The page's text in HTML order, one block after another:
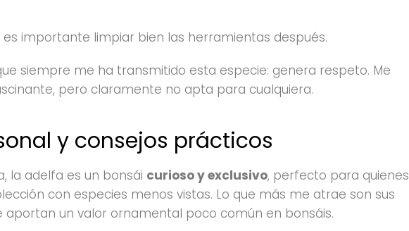
es importante limpiar bien las herramientas después.
siempre me ha transmitido esta especie: genera respeto. Me
pero claramente no apta para cualquiera.
y consejos prácticos
la adelfa es un bonsái curioso y exclusivo, perfecto para quienes
con especies menos vistas. Lo que más me atrae son sus
aportan un valor ornamental poco común en bonsáis.